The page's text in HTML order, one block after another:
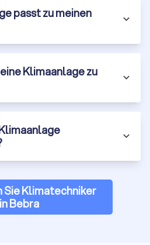
passt zu meinen
Klimaanlage zu
Sie Klimatechniker
in Bebra